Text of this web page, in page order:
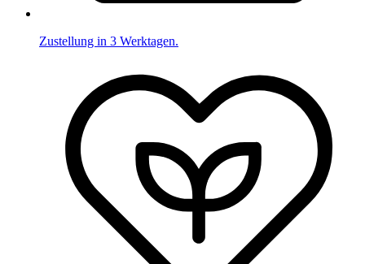
Zustellung in 3 Werktagen.